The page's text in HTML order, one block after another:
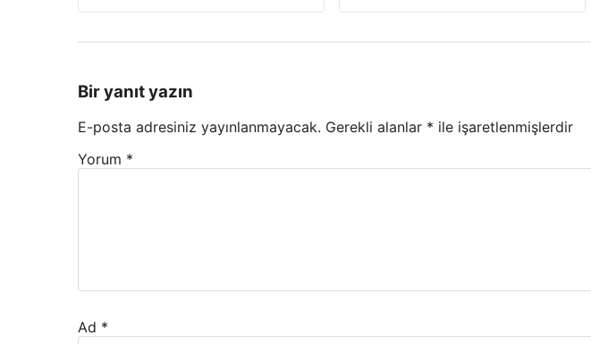
Bir yanıt yazın
E-posta adresiniz yayınlanmayacak. Gerekli alanlar * ile işaretlenmişlerdir
Yorum *
Ad *